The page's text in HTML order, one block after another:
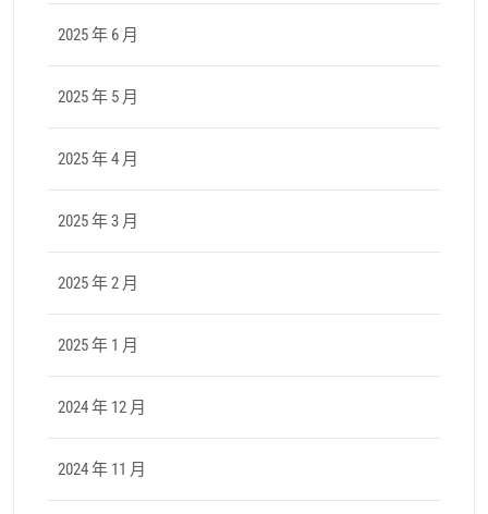
2025 年 6 月
2025 年 5 月
2025 年 4 月
2025 年 3 月
2025 年 2 月
2025 年 1 月
2024 年 12 月
2024 年 11 月